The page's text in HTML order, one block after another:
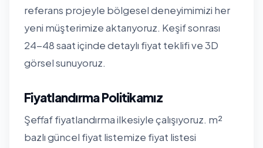
referans projeyle bölgesel deneyimimizi her
yeni müşterimize aktarıyoruz. Keşif sonrası
24-48 saat içinde detaylı fiyat teklifi ve 3D
görsel sunuyoruz.
Fiyatlandırma Politikamız
Şeffaf fiyatlandırma ilkesiyle çalışıyoruz. m²
bazlı güncel fiyat listemize fiyat listesi